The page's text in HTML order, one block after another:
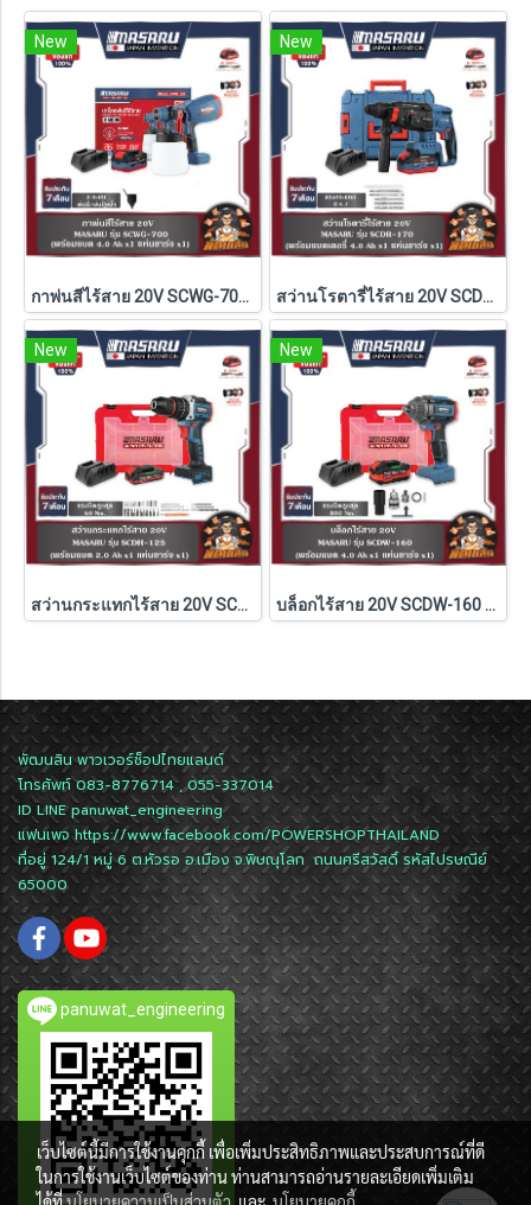
New
กาพ่นสีไร้สาย 20V SCWG-700 MASARU (แบต 4.0Ahx1 ก้อน)
New
สว่านโรตารี่ไร้สาย 20V SCDR-170 MASARU (แบต 4.0Ahx1 ก้อน)
New
สว่านกระแทกไร้สาย 20V SCDH-125 MASARU (แบต 2.0Ahx1 ก้อน)
New
บล็อกไร้สาย 20V SCDW-160 MASARU (แบต 4.0Ahx1 ก้อน)
พัฒนสิน พาวเวอร์ช็อปไทยแลนด์
โทรศัพท์ 083-8776714 , 055-337014
ID LINEpanuwat_engineering
แฟนเพจhttps://www.facebook.com/POWERSHOPTHAILAND
ที่อยู่ 124/1 หมู่ 6 ต.หัวรอ อ.เมือง จ.พิษณุโลก ถนนศรีสวัสดิ์ รหัสไปรษณีย์
65000
panuwat_engineering
เว็บไซต์นี้มีการใช้งานคุกกี้ เพื่อเพิ่มประสิทธิภาพและประสบการณ์ที่ดี
ในการใช้งานเว็บไซต์ของท่าน ท่านสามารถอ่านรายละเอียดเพิ่มเติม